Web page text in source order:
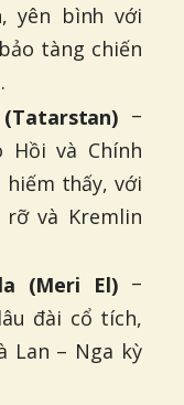
yên bình với
tàng chiến
–
và Chính
hiếm thấy, với
rỡ và Kremlin
(Meri El)–
đài cổ tích,
Lan – Nga kỳ